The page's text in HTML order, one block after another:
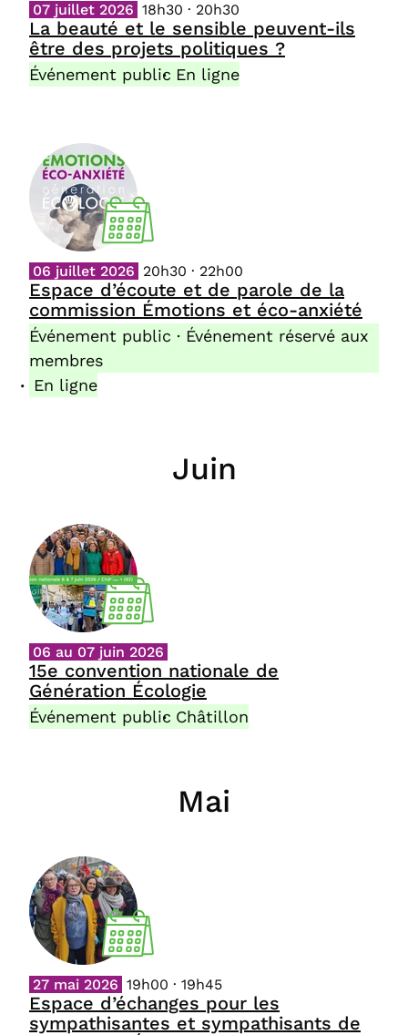
La beauté et le sensible peuvent-ils
être des projets politiques ?
07 juillet 2026 18h30 · 20h30
Événement public En ligne
Espace d’écoute et de parole de la
commission Émotions et éco-anxiété
06 juillet 2026 20h30 · 22h00
Événement public · Événement réservé aux
membres
En ligne
Juin
15e convention nationale de
Génération Écologie
06 au 07 juin 2026
Événement public Châtillon
Mai
Espace d’échanges pour les
sympathisantes et sympathisants de
27 mai 2026 19h00 · 19h45